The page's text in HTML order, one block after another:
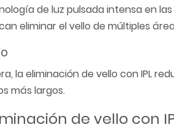
eliminar el vello de múltiples
la eliminación de vello con IPL
más largos.
de vello con